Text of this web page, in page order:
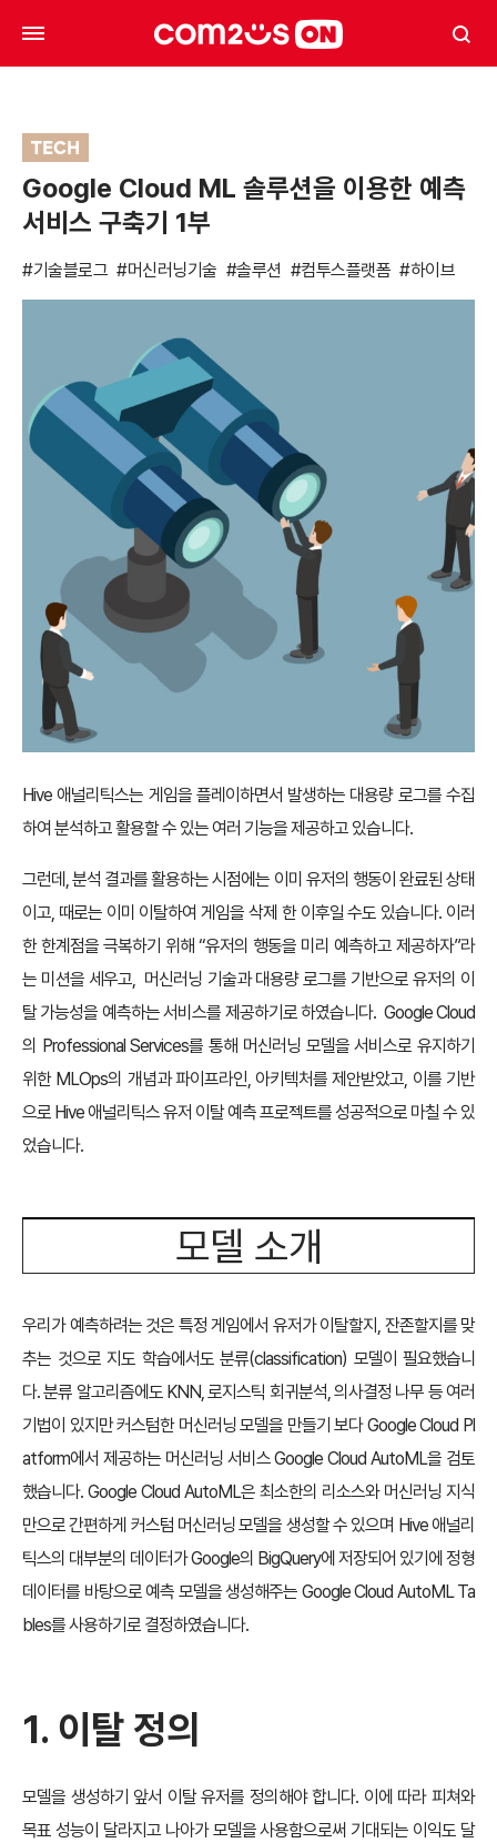
TECH
Google Cloud ML 솔루션을 이용한 예측
서비스 구축기 1부
#기술블로그 #머신러닝기술 #솔루션 #컴투스플랫폼 #하이브
Hive 애널리틱스는 게임을 플레이하면서 발생하는 대용량 로그를 수집
하여 분석하고 활용할 수 있는 여러 기능을 제공하고 있습니다.
그런데, 분석 결과를 활용하는 시점에는 이미 유저의 행동이 완료된 상태
이고, 때로는 이미 이탈하여 게임을 삭제 한 이후일 수도 있습니다. 이러
한 한계점을 극복하기 위해 “유저의 행동을 미리 예측하고 제공하자”라
는 미션을 세우고, 머신러닝 기술과 대용량 로그를 기반으로 유저의 이
탈 가능성을 예측하는 서비스를 제공하기로 하였습니다. Google Cloud
의 Professional Services를 통해 머신러닝 모델을 서비스로 유지하기
위한 MLOps의 개념과 파이프라인, 아키텍처를 제안받았고, 이를 기반
으로 Hive 애널리틱스 유저 이탈 예측 프로젝트를 성공적으로 마칠 수 있
었습니다.
모델 소개
우리가 예측하려는 것은 특정 게임에서 유저가 이탈할지, 잔존할지를 맞
추는 것으로 지도 학습에서도 분류(classification) 모델이 필요했습니
다. 분류 알고리즘에도 KNN, 로지스틱 회귀분석, 의사결정 나무 등 여러
기법이 있지만 커스텀한 머신러닝 모델을 만들기 보다 Google Cloud Pl
atform에서 제공하는 머신러닝 서비스 Google Cloud AutoML을 검토
했습니다. Google Cloud AutoML은 최소한의 리소스와 머신러닝 지식
만으로 간편하게 커스텀 머신러닝 모델을 생성할 수 있으며 Hive 애널리
틱스의 대부분의 데이터가 Google의 BigQuery에 저장되어 있기에 정형
데이터를 바탕으로 예측 모델을 생성해주는 Google Cloud AutoML Ta
bles를 사용하기로 결정하였습니다.
1. 이탈 정의
모델을 생성하기 앞서 이탈 유저를 정의해야 합니다. 이에 따라 피쳐와
목표 성능이 달라지고 나아가 모델을 사용함으로써 기대되는 이익도 달